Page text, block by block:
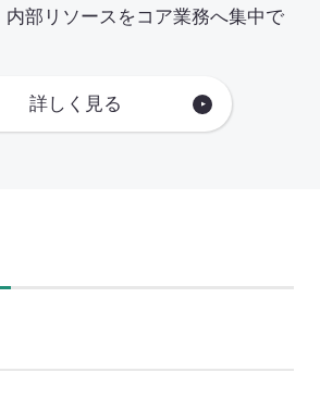
内部リソースをコア業務へ集中で
詳しく見る